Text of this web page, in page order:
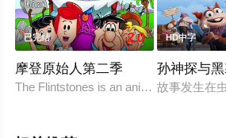
已完结 2.0
摩登原始人第二季
The Flintstones is an animated, prime-
HD中字
孙神探与
故事发生在